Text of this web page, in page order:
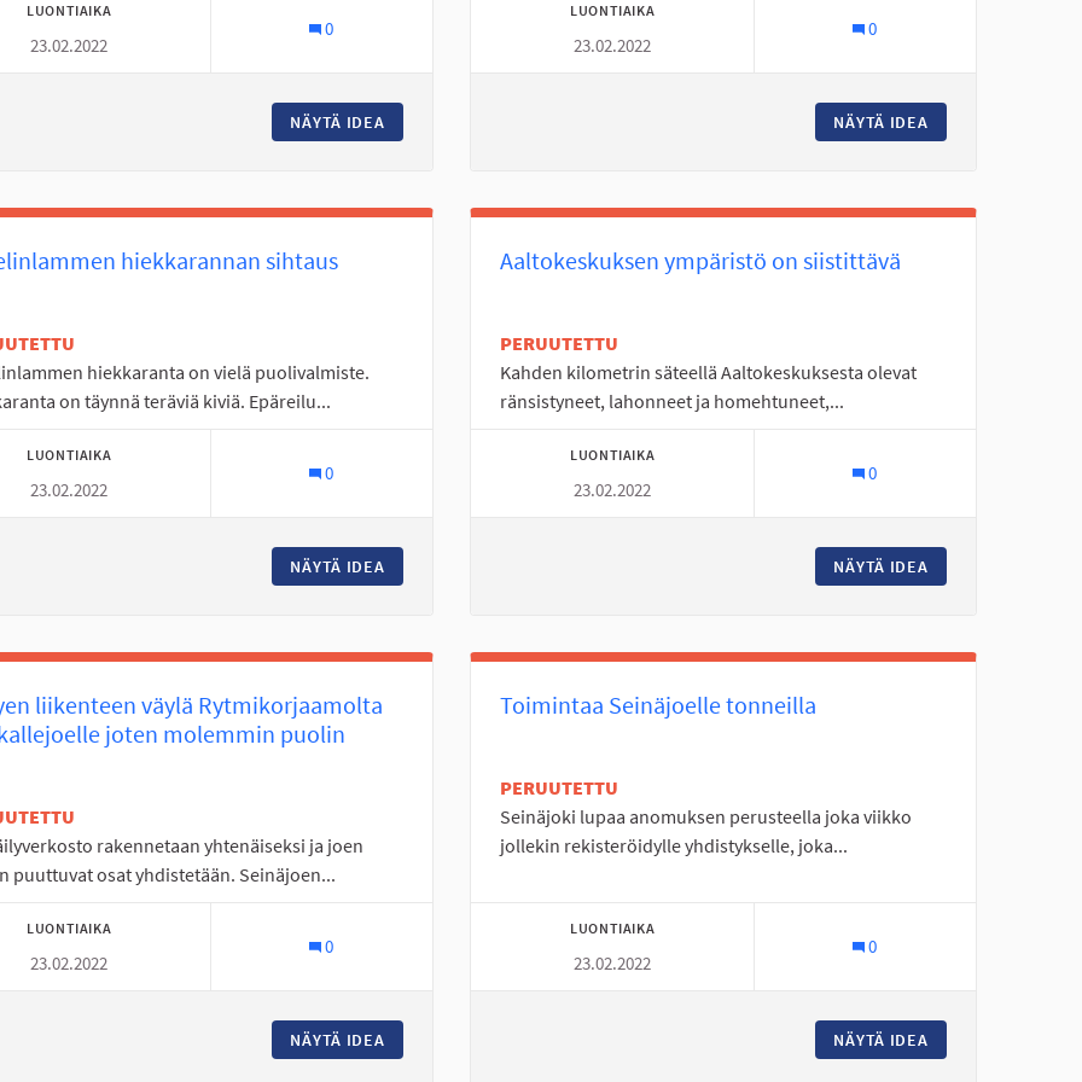
LUONTIAIKA
23.02.2022
0
NÄYTÄ IDEA
LUONTIAIKA
23.02.2022
0
NÄYTÄ IDEA
hiekkarannan sihtaus
hiekkaranta on vielä puolivalmiste.
on täynnä teräviä kiviä. Epäreilu...
LUONTIAIKA
23.02.2022
0
NÄYTÄ IDEA
Aaltokeskuksen ympäristö on siistittävä
PERUUTETTU
Kahden kilometrin säteellä Aaltokeskuksesta olevat
ränsistyneet, lahonneet ja homehtuneet,...
LUONTIAIKA
23.02.2022
0
NÄYTÄ IDEA
liikenteen väylä Rytmikorjaamolta
joten molemmin puolin
rakennetaan yhtenäiseksi ja joen
puuttuvat osat yhdistetään. Seinäjoen...
LUONTIAIKA
23.02.2022
0
NÄYTÄ IDEA KEVYEN LIIKENTEEN VÄYLÄ RYTMIKORJAAMOLTA SOUKALLEJOELLE JOTEN MOLEMMIN
Toimintaa Seinäjoelle tonneilla
PERUUTETTU
Seinäjoki lupaa anomuksen perusteella joka viikko
jollekin rekisteröidylle yhdistykselle, joka...
LUONTIAIKA
23.02.2022
0
NÄYTÄ IDEA